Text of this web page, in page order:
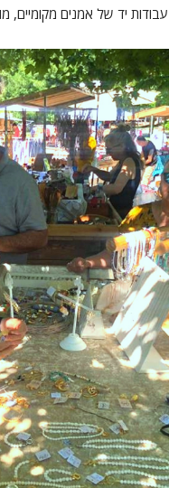
עבודות יד של אמנים מקומיים,